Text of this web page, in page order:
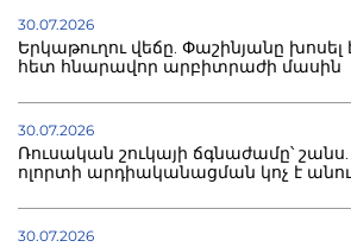
30.07.2026
Երկաթուղու վեճը. Փաշինյանը
հետ հնարավոր արբիտրաժի մասին
30.07.2026
Ռուսական շուկայի ճգնաժամը՝
ոլորտի արդիականացման կոչ է
30.07.2026